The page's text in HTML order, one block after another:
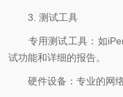
3. 测试工具
专用测试工具：如iPerf
试功能和详细的报告。
硬件设备：专业的网络